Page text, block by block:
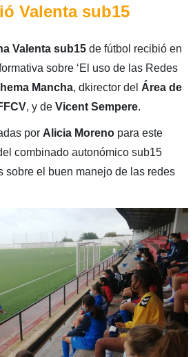
Valenta sub15
Valenta sub15 de fútbol recibió en
sobre ‘El uso de las Redes
Mancha, dkirector del Área de
, y de Vicent Sempere.
por Alicia Moreno para este
combinado autonómico sub15
sobre el buen manejo de las redes